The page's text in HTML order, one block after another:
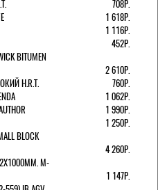
708Р.
1 618Р.
1 116Р.
452Р.
BITUMEN
2 610Р.
H.R.T.
760Р.
1 062Р.
1 990Р.
1 250Р.
BLOCK
4 260Р.
M-
1 147Р.